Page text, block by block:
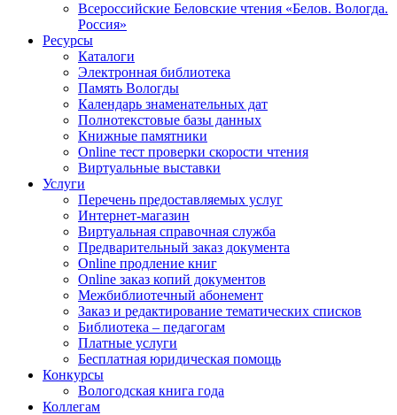
Всероссийские Беловские чтения «Белов. Вологда.
Россия»
Ресурсы
Каталоги
Электронная библиотека
Память Вологды
Календарь знаменательных дат
Полнотекстовые базы данных
Книжные памятники
Online тест проверки скорости чтения
Виртуальные выставки
Услуги
Перечень предоставляемых услуг
Интернет-магазин
Виртуальная справочная служба
Предварительный заказ документа
Online продление книг
Online заказ копий документов
Межбиблиотечный абонемент
Заказ и редактирование тематических списков
Библиотека – педагогам
Платные услуги
Бесплатная юридическая помощь
Конкурсы
Вологодская книга года
Коллегам